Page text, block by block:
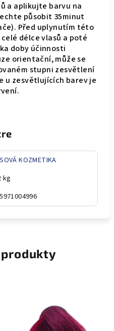
a aplikujte barvu na
působit 35minut
Před uplynutím této
délce vlasů a poté
doby účinnosti
orientační, může se
stupni zesvětlení
u zesvětlujících barev je
KOZMETIKA
kg
produkty